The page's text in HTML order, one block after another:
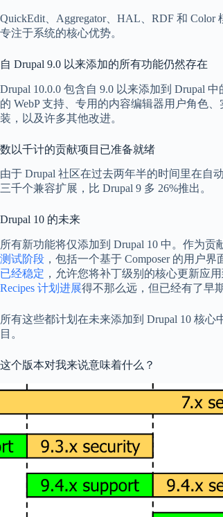
QuickEdit、Aggregator、HAL、RDF 和
专注于系统的核心优势。
自 Drupal 9.0 以来添加的所有功能仍然存在
Drupal 10.0.0 包含自 9.0 以来添加到 Drupal
的 WebP 支持、专用的内容编辑器用户角色
装，以及许多其他改进。
数以千计的贡献项目已准备就绪
由于 Drupal 社区在过去两年半的时间里在自
三千个兼容扩展，比 Drupal 9 多 26%推出。
Drupal 10 的未来
所有新功能将仅添加到 Drupal 10 中。作为
测试阶段 ，包括一个基于 Composer 的用户
已经稳定 ，允许您将补丁级别的核心更新应
Recipes 计划进展得不那么远，但已经有了早
所有这些都计划在未来添加到 Drupal 10 核
目。
这个版本对我来说意味着什么？